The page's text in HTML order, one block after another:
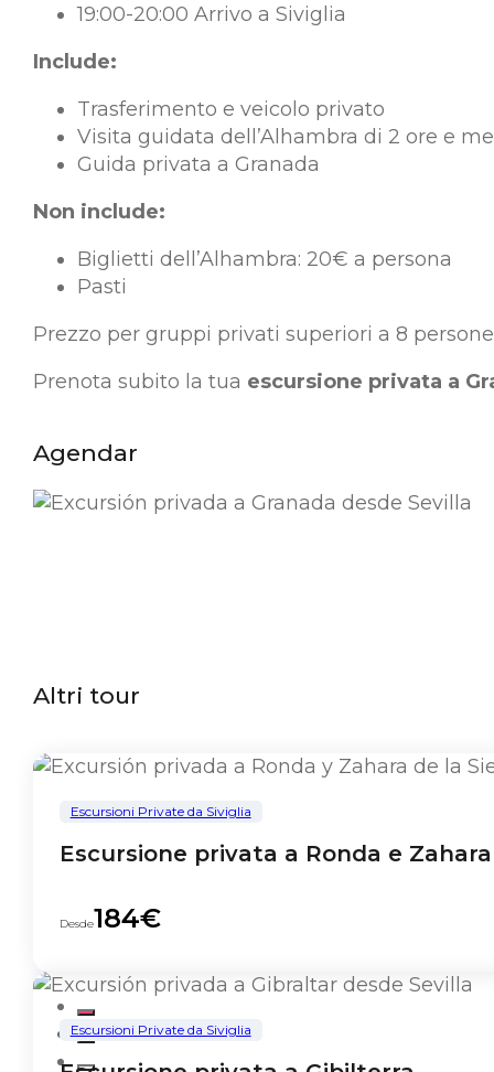
19:00-20:00 Arrivo a Siviglia
Include:
Trasferimento e veicolo privato
Visita guidata dell’Alhambra di 2 ore e
Guida privata a Granada
Non include:
Biglietti dell’Alhambra: 20€ a persona
Pasti
Prezzo per gruppi privati superiori a 8
Prenota subito la tua escursione privata a
Agendar
Altri tour
Escursioni Private da Siviglia
Escursione privata a Ronda e
Desde184€
Escursioni Private da Siviglia